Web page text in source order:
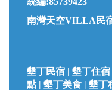
南灣天空VILLA民
墾丁民宿 | 墾丁住
點 | 墾丁美食 | 墾丁